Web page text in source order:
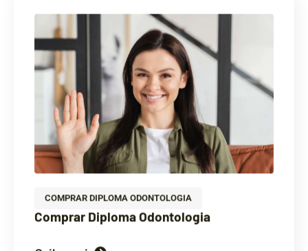
COMPRAR DIPLOMA ODONTOLOGIA
Comprar Diploma Odontologia